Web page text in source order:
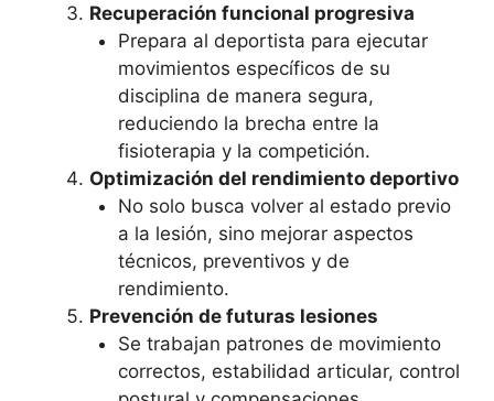
Recuperación funcional progresiva
Prepara al deportista para ejecutar
movimientos específicos de su
disciplina de manera segura,
reduciendo la brecha entre la
fisioterapia y la competición.
Optimización del rendimiento deportivo
No solo busca volver al estado previo
a la lesión, sino mejorar aspectos
técnicos, preventivos y de
rendimiento.
Prevención de futuras lesiones
Se trabajan patrones de movimiento
correctos, estabilidad articular, control